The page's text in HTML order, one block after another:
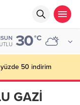
30°C
50 indirim
GAZİ